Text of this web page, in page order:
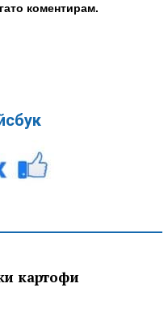
коментирам.
картофи